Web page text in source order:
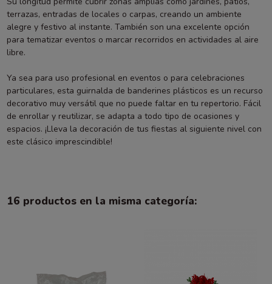
terrazas, entradas de locales o carpas, creando un ambiente
alegre y festivo al instante. También son una excelente opción
para tematizar eventos o marcar recorridos en actividades al aire
libre.
Ya sea para uso profesional en eventos o para celebraciones
particulares, esta guirnalda de banderines plásticos es un recurso
decorativo muy versátil que no puede faltar en tu repertorio. Fácil
de enrollar y reutilizar, se adapta a todo tipo de ocasiones y
espacios. ¡Lleva la decoración de tus fiestas al siguiente nivel con
este clásico imprescindible!
16 productos en la misma categoría: